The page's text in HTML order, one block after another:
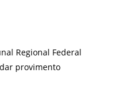
Regional Federal
provimento